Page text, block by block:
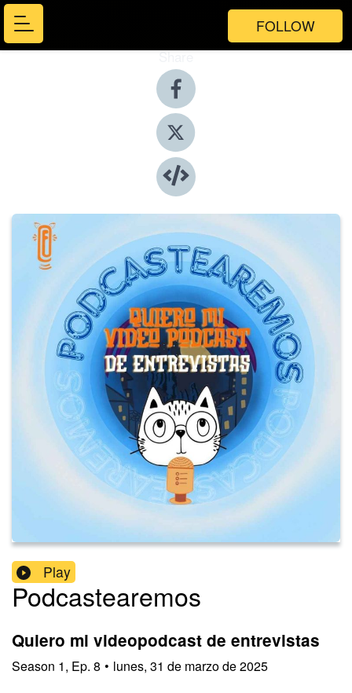
FOLLOW
Share
Play
Podcastearemos
Quiero mi videopodcast de entrevistas
Season 1, Ep. 8 • lunes, 31 de marzo de 2025